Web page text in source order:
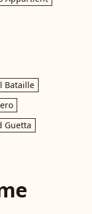
Bataille
Guetta